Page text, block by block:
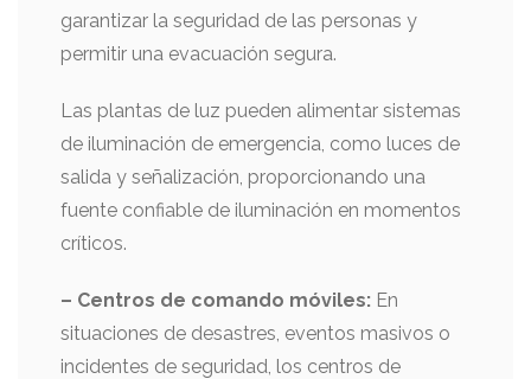
garantizar la seguridad de las personas y
permitir una evacuación segura.
Las plantas de luz pueden alimentar sistemas
de iluminación de emergencia, como luces de
salida y señalización, proporcionando una
fuente confiable de iluminación en momentos
críticos.
– Centros de comando móviles: En
situaciones de desastres, eventos masivos o
incidentes de seguridad, los centros de